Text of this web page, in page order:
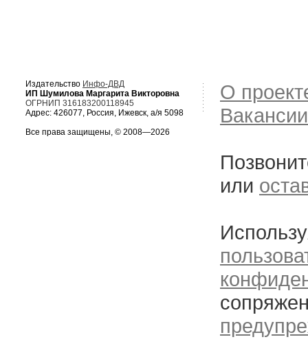
Издательство Инфо-ДВД
ИП Шумилова Маргарита Викторовна
ОГРНИП 316183200118945
Адрес: 426077, Россия, Ижевск, а/я 5098
Все права защищены, © 2008—2026
О
Вакансии
или